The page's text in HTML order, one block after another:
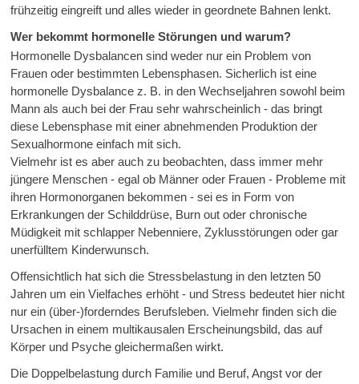
frühzeitig eingreift und alles wieder in geordnete Bahnen lenkt.
Wer bekommt hormonelle Störungen und warum?
Hormonelle Dysbalancen sind weder nur ein Problem von
Frauen oder bestimmten Lebensphasen. Sicherlich ist eine
hormonelle Dysbalance z. B. in den Wechseljahren sowohl beim
Mann als auch bei der Frau sehr wahrscheinlich - das bringt
diese Lebensphase mit einer abnehmenden Produktion der
Sexualhormone einfach mit sich.
Vielmehr ist es aber auch zu beobachten, dass immer mehr
jüngere Menschen - egal ob Männer oder Frauen - Probleme mit
ihren Hormonorganen bekommen - sei es in Form von
Erkrankungen der Schilddrüse, Burn out oder chronische
Müdigkeit mit schlapper Nebenniere, Zyklusstörungen oder gar
unerfülltem Kinderwunsch.
Offensichtlich hat sich die Stressbelastung in den letzten 50
Jahren um ein Vielfaches erhöht - und Stress bedeutet hier nicht
nur ein (über-)forderndes Berufsleben. Vielmehr finden sich die
Ursachen in einem multikausalen Erscheinungsbild, das auf
Körper und Psyche gleichermaßen wirkt.
Die Doppelbelastung durch Familie und Beruf, Angst vor der